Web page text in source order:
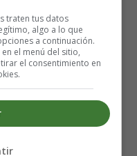
a reforzar el sistema
ayudar a cubrir las
A, necesaria para la
El consumo de
aumenta la ingesta
para el desarrollo del
traten tus datos
algo a lo que
a continuación.
el menú del sitio,
el consentimiento en